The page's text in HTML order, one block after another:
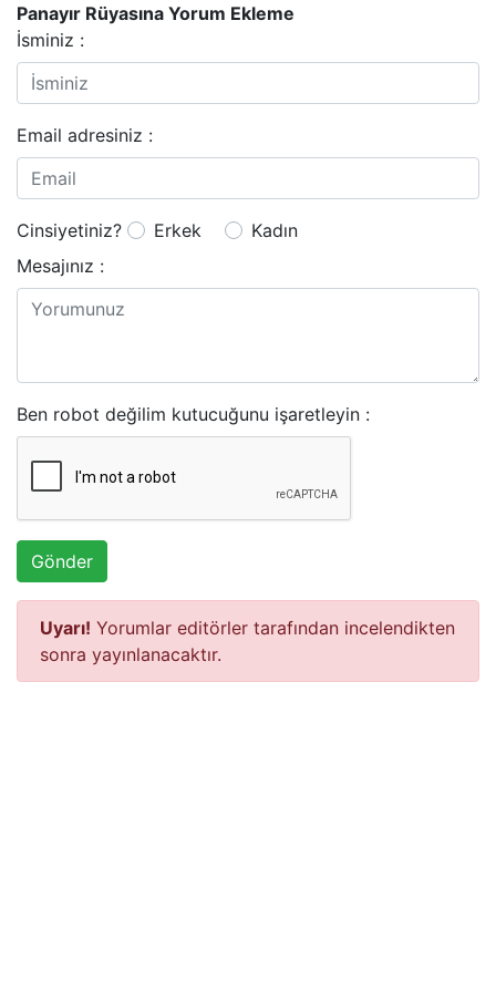
Panayır Rüyasına Yorum Ekleme
İsminiz :
Email adresiniz :
Cinsiyetiniz? Erkek
Kadın
Mesajınız :
Ben robot değilim kutucuğunu işaretleyin :
Gönder
Uyarı! Yorumlar editörler tarafından incelendikten
sonra yayınlanacaktır.